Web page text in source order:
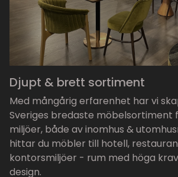
Djupt & brett sortiment
Med mångårig erfarenhet har vi
Sveriges bredaste möbelsortiment
miljöer, både av inomhus &
hittar du möbler till hotell,
kontorsmiljöer - rum med höga
design.